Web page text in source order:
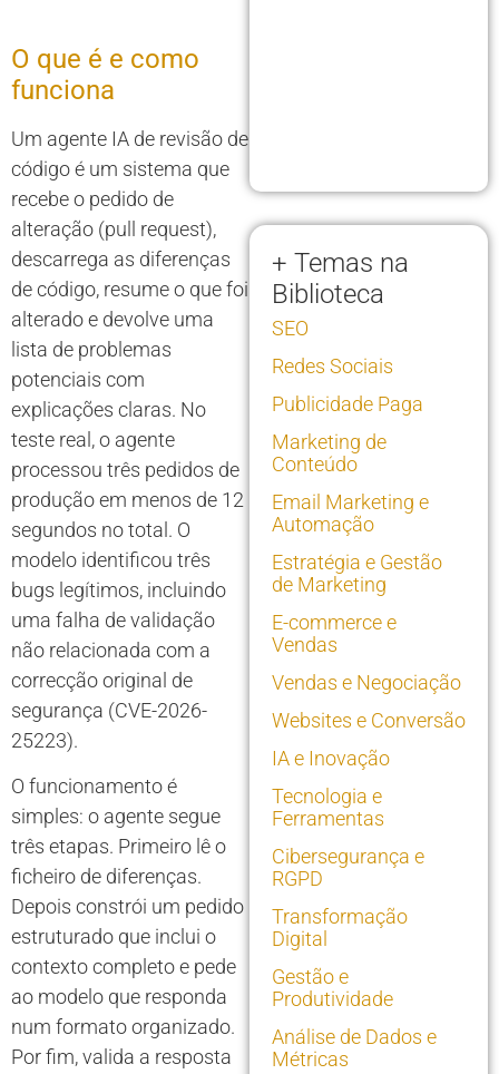
O que é e como
funciona
Um agente IA de revisão de
código é um sistema que
recebe o pedido de
alteração (pull request),
descarrega as diferenças
de código, resume o que foi
alterado e devolve uma
lista de problemas
potenciais com
explicações claras. No
teste real, o agente
processou três pedidos de
produção em menos de 12
segundos no total. O
modelo identificou três
bugs legítimos, incluindo
uma falha de validação
não relacionada com a
correcção original de
segurança (CVE-2026-
25223).
O funcionamento é
simples: o agente segue
três etapas. Primeiro lê o
ficheiro de diferenças.
Depois constrói um pedido
estruturado que inclui o
contexto completo e pede
ao modelo que responda
num formato organizado.
Por fim, valida a resposta
+ Temas na
Biblioteca
SEO
Redes Sociais
Publicidade Paga
Marketing de
Conteúdo
Email Marketing e
Automação
Estratégia e Gestão
de Marketing
E-commerce e
Vendas
Vendas e Negociação
Websites e Conversão
IA e Inovação
Tecnologia e
Ferramentas
Cibersegurança e
RGPD
Transformação
Digital
Gestão e
Produtividade
Análise de Dados e
Métricas